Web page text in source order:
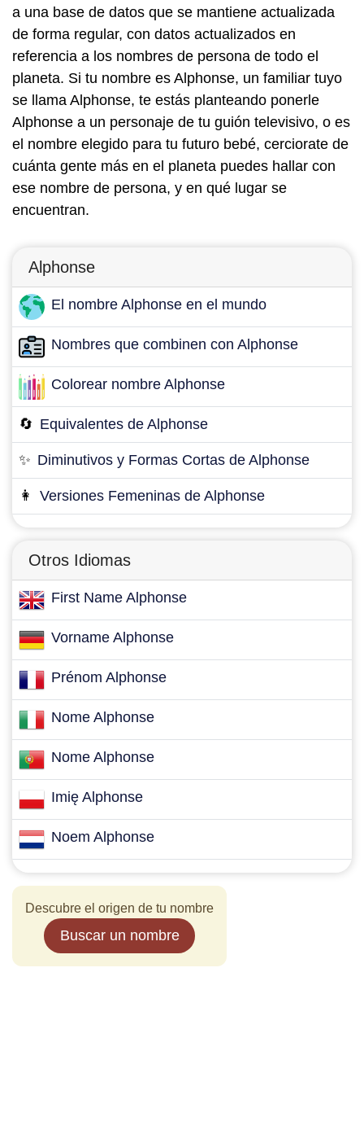
a una base de datos que se mantiene actualizada
de forma regular, con datos actualizados en
referencia a los nombres de persona de todo el
planeta. Si tu nombre es Alphonse, un familiar tuyo
se llama Alphonse, te estás planteando ponerle
Alphonse a un personaje de tu guión televisivo, o es
el nombre elegido para tu futuro bebé, cerciorate de
cuánta gente más en el planeta puedes hallar con
ese nombre de persona, y en qué lugar se
encuentran.
Alphonse
El nombre Alphonse en el mundo
Nombres que combinen con Alphonse
Colorear nombre Alphonse
🔄 Equivalentes de Alphonse
✨ Diminutivos y Formas Cortas de Alphonse
👩 Versiones Femeninas de Alphonse
Otros Idiomas
First Name Alphonse
Vorname Alphonse
Prénom Alphonse
Nome Alphonse
Nome Alphonse
Imię Alphonse
Noem Alphonse
Descubre el origen de tu nombre
Buscar un nombre